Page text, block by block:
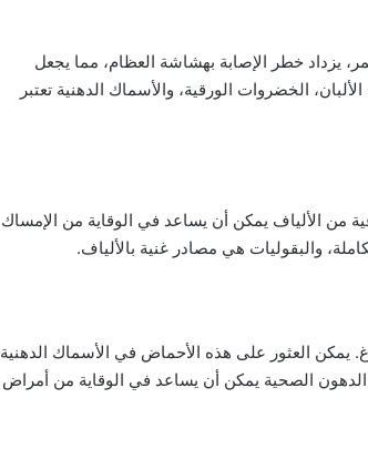
يزداد خطر الإصابة بهشاشة العظام، مما يجعل
الخضروات الورقية، والأسماك الدهنية تعتبر
من الألياف يمكن أن يساعد في الوقاية من الإمساك
والبقوليات هي مصادر غنية بالألياف.
والدماغ. يمكن العثور على هذه الأحماض في الأسماك الدهنية
الصحية يمكن أن يساعد في الوقاية من أمراض